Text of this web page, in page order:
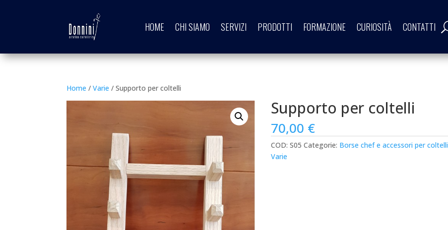
HOME CHI SIAMO SERVIZI PRODOTTI FORMAZIONE CURIOSITÀ CONTATTI
Home /Varie / Supporto per coltelli
Supporto per coltelli
70,00 €
COD:S05 Categorie: Borse chef e accessori per coltelli
Varie